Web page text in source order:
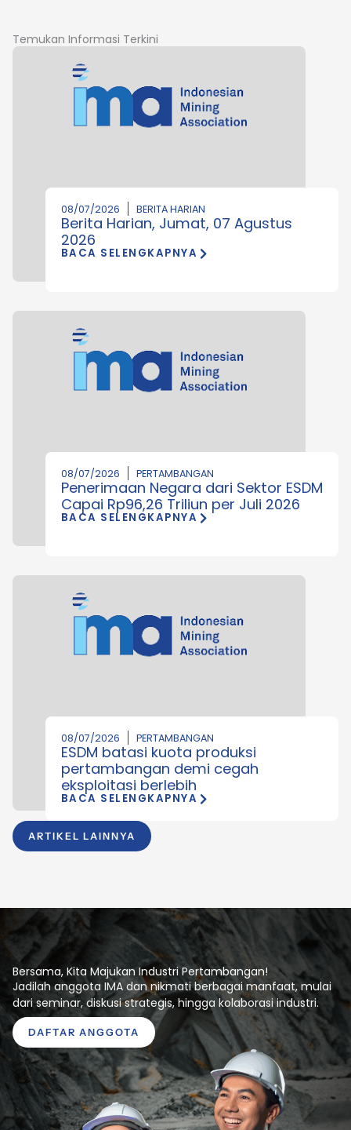
Temukan Informasi Terkini
ARTIKEL LAINNYA
08/07/2026 BERITA HARIAN
Berita Harian, Jumat, 07 Agustus
2026
BACA SELENGKAPNYA
08/07/2026 PERTAMBANGAN
Penerimaan Negara dari Sektor ESDM
Capai Rp96,26 Triliun per Juli 2026
BACA SELENGKAPNYA
08/07/2026 PERTAMBANGAN
ESDM batasi kuota produksi
pertambangan demi cegah
eksploitasi berlebih
BACA SELENGKAPNYA
Bersama, Kita Majukan Industri Pertambangan!
Jadilah anggota IMA dan nikmati berbagai manfaat, mulai
dari seminar, diskusi strategis, hingga kolaborasi industri.
DAFTAR ANGGOTA